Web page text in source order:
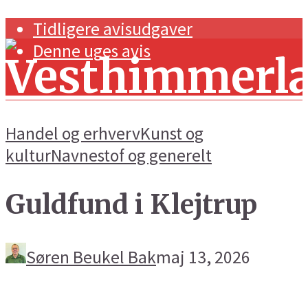
Tidligere avisudgaver
Denne uges avis
Forside
Navnestof og generelt
Handel og erhverv
Handel og erhvervKunst og
kulturNavnestof og generelt
Guldfund i Klejtrup
Søren Beukel Bakmaj 13, 2026